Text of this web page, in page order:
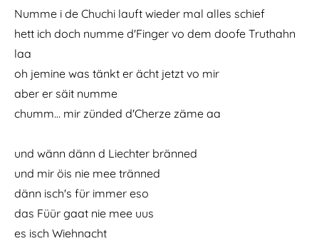
Numme i de Chuchi lauft wieder mal alles schief
hett ich doch numme d'Finger vo dem doofe Truthahn
laa
oh jemine was tänkt er ächt jetzt vo mir
aber er säit numme
chumm… mir zünded d'Cherze zäme aa
und wänn dänn d Liechter bränned
und mir öis nie mee tränned
dänn isch's für immer eso
das Füür gaat nie mee uus
es isch Wiehnacht